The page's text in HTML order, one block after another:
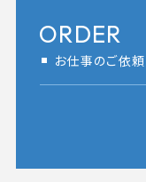
ORDER
お仕事のご依頼